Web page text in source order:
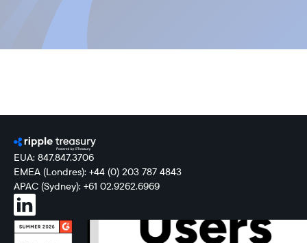
EUA: 847.847.3706
EMEA (Londres): +44 (0) 203 787 4843
APAC (Sydney): +61 02.9262.6969